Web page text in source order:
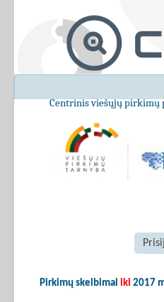
Centrinis viešųjų pirkimų
Pirkimų skelbimai iki 2017